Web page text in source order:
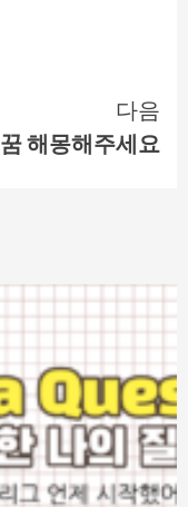
다음
꿈 해몽해주세요